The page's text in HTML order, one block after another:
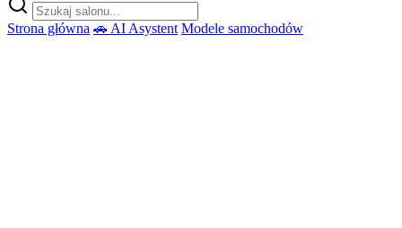
Strona główna 🚗 AI Asystent Modele samochodów